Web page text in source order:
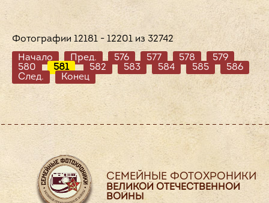
Фотографии 12181 - 12201 из 32742
Начало
Пред. 576 577 578
579
580
581 582 583 584 585
586
След.
Конец
СЕМЕЙНЫЕ ФОТОХРОНИКИ
ВЕЛИКОЙ ОТЕЧЕСТВЕННОЙ
ВОЙНЫ